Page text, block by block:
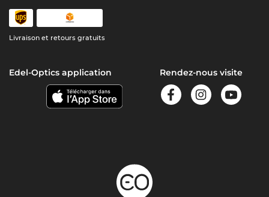
Livraison et retours gratuits
Edel-Optics application Rendez-nous visite